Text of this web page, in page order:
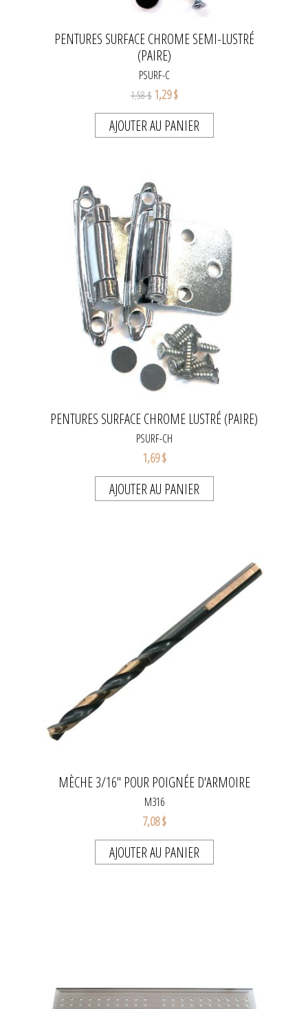
PENTURES SURFACE CHROME SEMI-LUSTRÉ
(PAIRE)
PSURF-C
1,58 $ 1,29 $
AJOUTER AU PANIER
PENTURES SURFACE CHROME LUSTRÉ (PAIRE)
PSURF-CH
1,69 $
AJOUTER AU PANIER
MÈCHE 3/16" POUR POIGNÉE D'ARMOIRE
M316
7,08 $
AJOUTER AU PANIER